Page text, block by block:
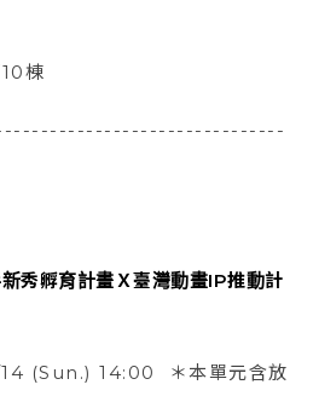
棟
秀孵育計畫Ｘ臺灣動畫IP推動計
(Sun.) 14:00 ＊本單元含放